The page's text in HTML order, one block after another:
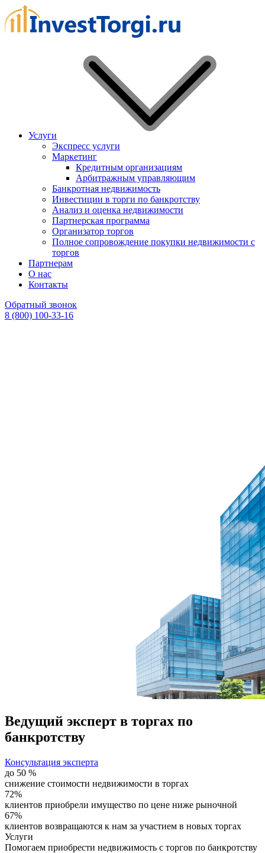
Услуги
Экспресс услуги
Маркетинг
Кредитным организациям
Арбитражным управляющим
Банкротная недвижимость
Инвестиции в торги по банкротству
Анализ и оценка недвижимости
Партнерская программа
Организатор торгов
Полное сопровождение покупки недвижимости с
торгов
Партнерам
О нас
Контакты
Обратный звонок
8 (800) 100-33-16
Ведущий эксперт в торгах по
банкротству
Консультация эксперта
до 50 %
снижение стоимости недвижимости в торгах
72%
клиентов приобрели имущество по цене ниже рыночной
67%
клиентов возвращаются к нам за участием в новых торгах
Услуги
Помогаем приобрести недвижимость с торгов по банкротству